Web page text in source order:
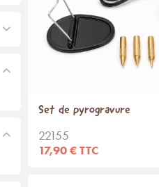
Set de pyrogravure
22155
17,90 € TTC